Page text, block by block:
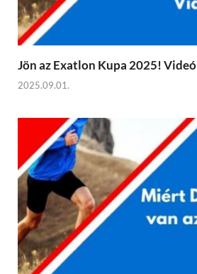
Jön az Exatlon Kupa 2025! Videó
2025.09.01.